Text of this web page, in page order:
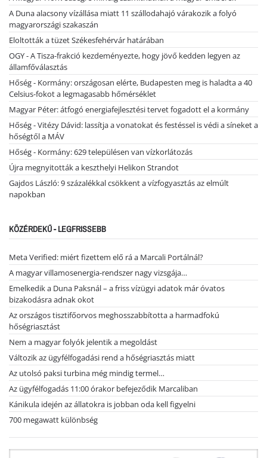
A Duna alacsony vízállása miatt 11 szállodahajó várakozik a folyó
magyarországi szakaszán
Eloltották a tüzet Székesfehérvár határában
OGY - A Tisza-frakció kezdeményezte, hogy jövő kedden legyen az
államfőválasztás
Hőség - Kormány: országosan elérte, Budapesten meg is haladta a 40
Celsius-fokot a legmagasabb hőmérséklet
Magyar Péter: átfogó energiafejlesztési tervet fogadott el a kormány
Hőség - Vitézy Dávid: lassítja a vonatokat és festéssel is védi a síneket a
hőségtől a MÁV
Hőség - Kormány: 629 településen van vízkorlátozás
Újra megnyitották a keszthelyi Helikon Strandot
Gajdos László: 9 százalékkal csökkent a vízfogyasztás az elmúlt
napokban
KÖZÉRDEKŰ - LEGFRISSEBB
Meta Verified: miért fizettem elő rá a Marcali Portálnál?
A magyar villamosenergia-rendszer nagy vizsgája…
Emelkedik a Duna Paksnál – a friss vízügyi adatok már óvatos
bizakodásra adnak okot
Az országos tisztifőorvos meghosszabbította a harmadfokú
hőségriasztást
Nem a magyar folyók jelentik a megoldást
Változik az ügyfélfogadási rend a hőségriasztás miatt
Az utolsó paksi turbina még mindig termel…
Az ügyfélfogadás 11:00 órakor befejeződik Marcaliban
Kánikula idején az állatokra is jobban oda kell figyelni
700 megawatt különbség